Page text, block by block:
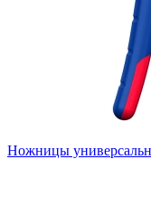
Ножницы